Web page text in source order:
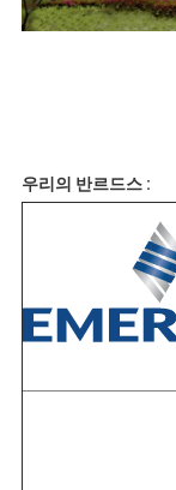
우리의 반르드스 :